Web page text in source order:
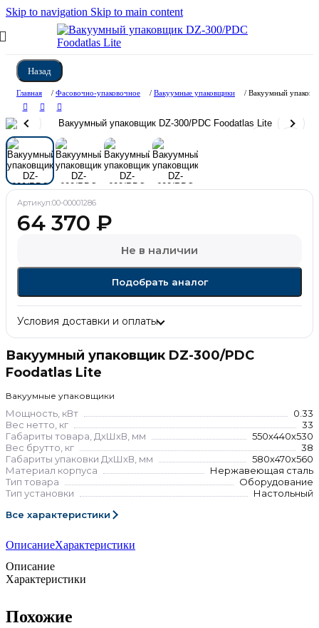
Skip to navigation Skip to main content
Назад
Главная / Фасовочно-упаковочное / Вакуумные упаковщики / Вакуумный
Вакуумный упаковщик DZ-300/PDC
Foodatlas Lite
Вакуумные упаковщики
Мощность, кВт
0.33
Вес нетто, кг
33
Габариты товара, ДхШхВ, мм
550х440х530
Вес брутто, кг
38
Габариты упаковки ДхШхВ, мм
580х470х560
Материал корпуса
Нержавеющая сталь
Тип товара
Оборудование
Тип установки
Настольный
Все характеристики
Артикул:00-00001286
64 370 ₽
Не в наличии
Подобрать аналог
Условия доставки и оплаты
ОписаниеХарактеристики
Описание
Характеристики
Похожие